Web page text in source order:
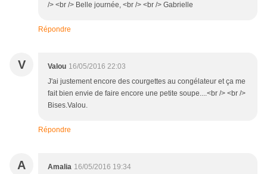
/> <br /> Belle journée, <br /> <br /> Gabrielle
Répondre
V Valou 16/05/2016 22:03
J'ai justement encore des courgettes au congélateur et ça me
fait bien envie de faire encore une petite soupe....<br /> <br />
Bises.Valou.
Répondre
A Amalia 16/05/2016 19:34